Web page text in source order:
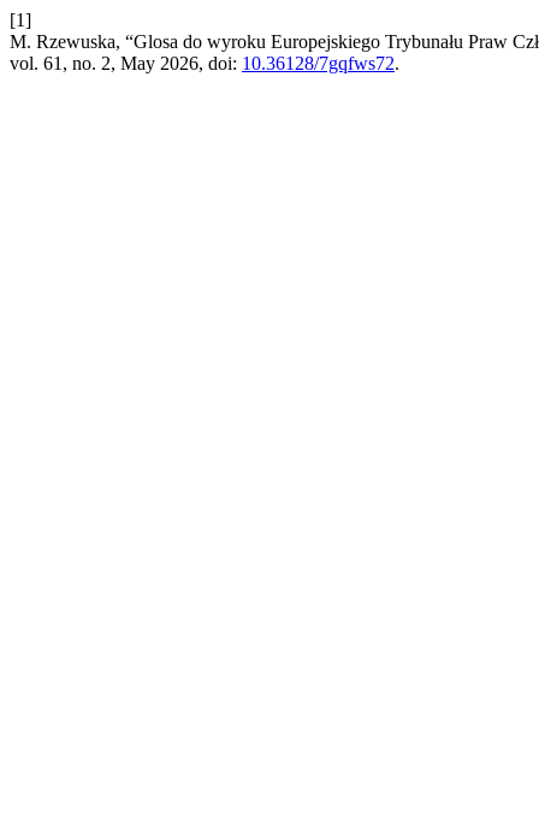
[1]
M. Rzewuska, “Glosa do wyroku Europejskiego Trybunału Praw
vol. 61, no. 2, May 2026, doi: 10.36128/7gqfws72.